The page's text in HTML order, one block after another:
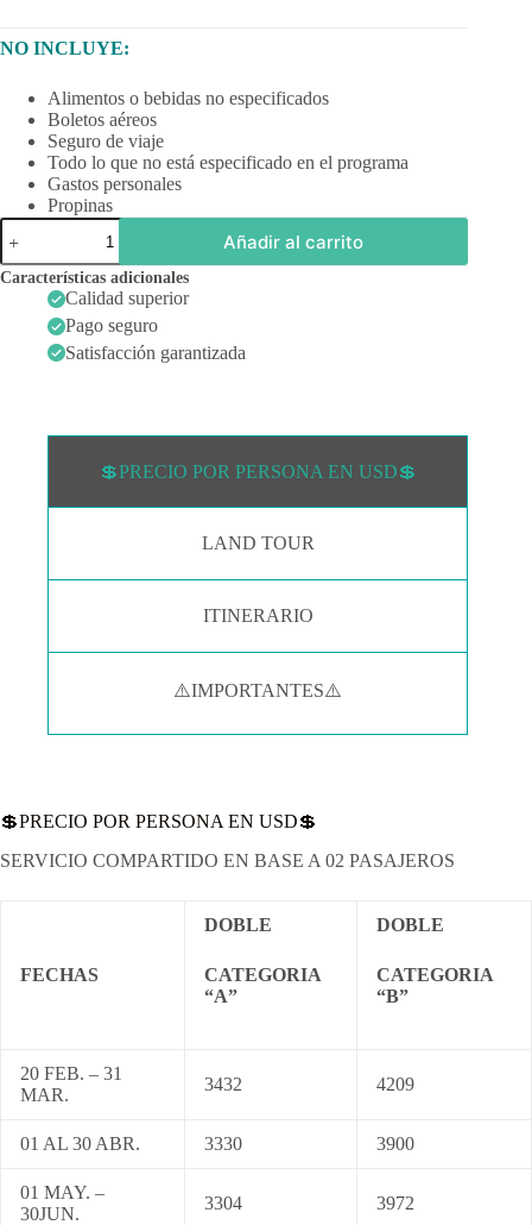
NO INCLUYE:
Alimentos o bebidas no especificados
Boletos aéreos
Seguro de viaje
Todo lo que no está especificado en el programa
Gastos personales
Propinas
HOBBITON
Y
FIJI
cantidad
Añadir al carrito
Características adicionales
Calidad superior
Pago seguro
Satisfacción garantizada
💲PRECIO POR PERSONA EN USD💲
LAND TOUR
ITINERARIO
⚠️IMPORTANTES⚠️
💲PRECIO POR PERSONA EN USD💲
SERVICIO COMPARTIDO EN BASE A 02 PASAJEROS
FECHAS
DOBLE
CATEGORIA
“A”
DOBLE
CATEGORIA
“B”
20 FEB. – 31
MAR.
3432 4209
01 AL 30 ABR. 3330 3900
01 MAY. –
30JUN.
3304 3972